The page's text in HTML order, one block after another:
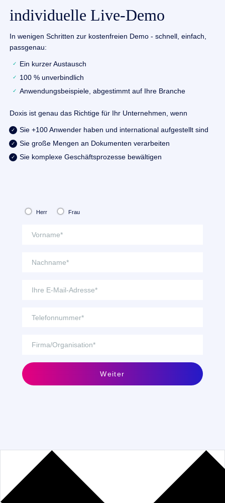
individuelle Live-Demo
In wenigen Schritten zur kostenfreien Demo - schnell, einfach,
passgenau:
Ein kurzer Austausch
100 % unverbindlich
Anwendungsbeispiele, abgestimmt auf Ihre Branche
Doxis ist genau das Richtige für Ihr Unternehmen, wenn
Sie +100 Anwender haben und international aufgestellt sind
Sie große Mengen an Dokumenten verarbeiten
Sie komplexe Geschäftsprozesse bewältigen
Herr Frau
Weiter